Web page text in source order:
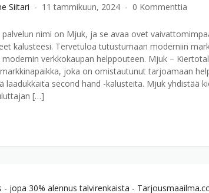
Siitari 11 tammikuun, 2024 0 Kommenttia
nimi on Mjuk, ja se avaa ovet
kalusteesi. Tervetuloa tutustumaan moderniin
verkkokaupan helppouteen. Mjuk –
joka on omistautunut tarjoamaan
laadukkaita second hand -kalusteita. Mjuk yhdistää
[…]